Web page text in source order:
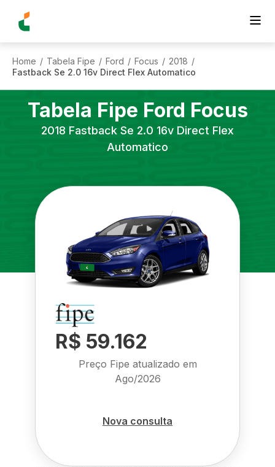
Home / Tabela Fipe / Ford / Focus / 2018 /
Fastback Se 2.0 16v Direct Flex Automatico
Tabela Fipe Ford Focus
2018 Fastback Se 2.0 16v Direct Flex
Automatico
R$ 59.162
Preço Fipe atualizado em
Ago/2026
Nova consulta